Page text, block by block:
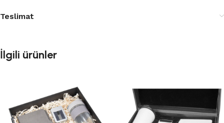
Teslimat
İlgili ürünler